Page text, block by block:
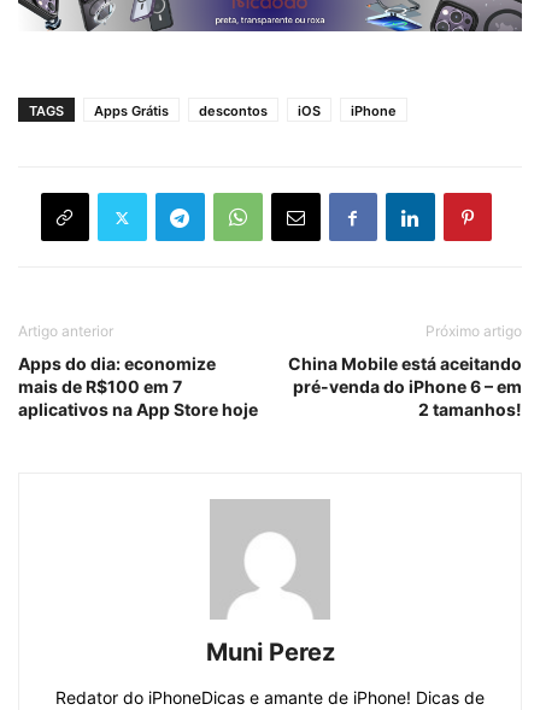
TAGS Apps Grátis descontos iOS iPhone
Artigo anterior
Apps do dia: economize
mais de R$100 em 7
aplicativos na App Store hoje
Próximo artigo
China Mobile está aceitando
pré-venda do iPhone 6 – em
2 tamanhos!
Muni Perez
Redator do iPhoneDicas e amante de iPhone! Dicas de